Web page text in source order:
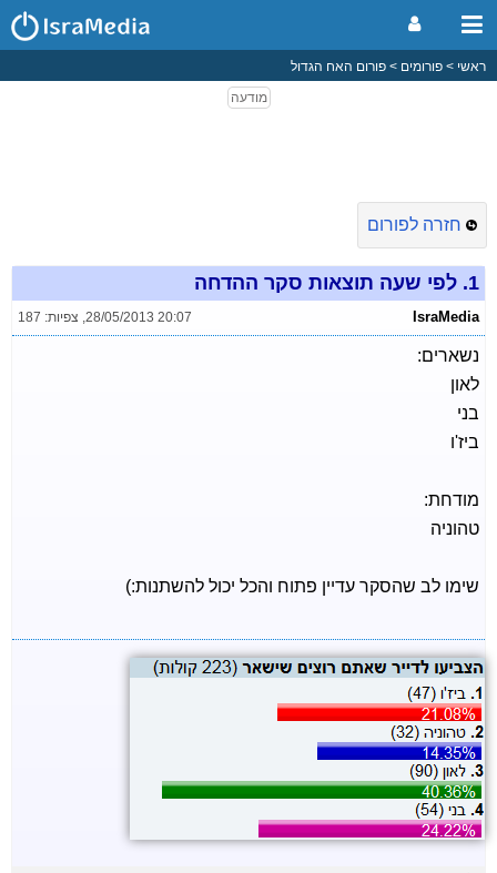
ראשי פורומים פורום האח הגדול
חזרה לפורום
1. לפי שעה תוצאות סקר ההדחה
IsraMedia
28/05/2013 20:07
, צפיות: 187
נשארים:
לאון
בני
ביז'ו
מודחת:
טהוניה
שימו לב שהסקר עדיין פתוח והכל יכול להשתנות:)